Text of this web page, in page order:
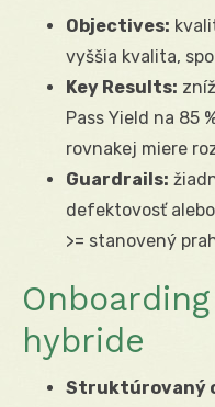
Objectives:
vyššia kvalita,
Key Results:
Pass Yield na 85
rovnakej miere
Guardrails:
defektovosť
>= stanovený
hybride
Struktúrovaný